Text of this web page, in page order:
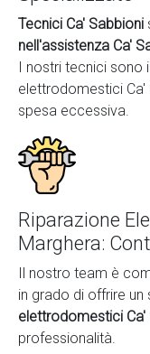
Tecnici Ca' Sabbioni
nell'assistenza Ca'
I nostri tecnici sono
elettrodomestici Ca'
spesa eccessiva.
Riparazione
Marghera:
Il nostro team è
in grado di offrire un
elettrodomestici Ca'
professionalità.